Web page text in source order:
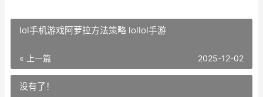
lol手机游戏阿萝拉方法策略 lollol手游
« 上一篇 2025-12-02
没有了！